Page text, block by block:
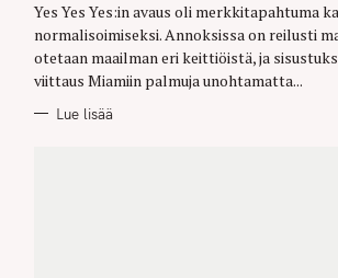
O
R
I
S
Yes Yes Yes:in avaus oli merkkitapahtuma
normalisoimiseksi. Annoksissa on reilusti
otetaan maailman eri keittiöistä, ja
viittaus Miamiin palmuja unohtamatta...
Lue lisää